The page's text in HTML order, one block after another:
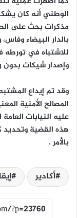
الوطني أنه كان
مذكرات بحث على
بالدار البيضاء
للاشتباه في تورطه
وإصدار شيكات بدون
وقد تم إيداع
المصالح الأمنية
عليه النيابات
هذه القضية وتحديد
بالأمر .
أكادير